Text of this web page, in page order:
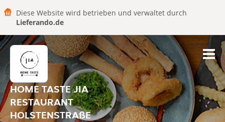
Diese Website wird betrieben und verwaltet durch
Lieferando.de
HOME TASTE JIA
RESTAURANT
HOLSTENSTRAßE